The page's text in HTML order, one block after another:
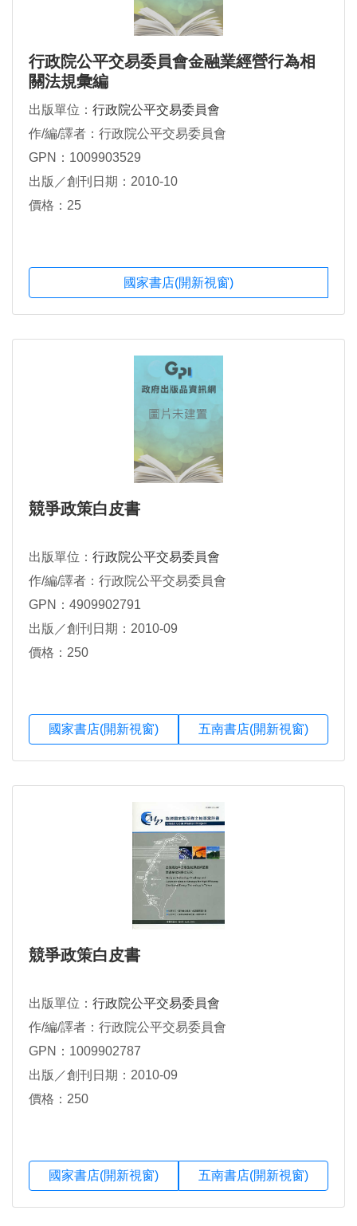
行政院公平交易委員會金融業經營行為相
關法規彙編
出版單位： 行政院公平交易委員會
作/編/譯者：行政院公平交易委員會
GPN：1009903529
出版／創刊日期：2010-10
價格：25
國家書店(開新視窗)
競爭政策白皮書
出版單位： 行政院公平交易委員會
作/編/譯者：行政院公平交易委員會
GPN：4909902791
出版／創刊日期：2010-09
價格：250
國家書店(開新視窗) 五南書店(開新視窗)
競爭政策白皮書
出版單位： 行政院公平交易委員會
作/編/譯者：行政院公平交易委員會
GPN：1009902787
出版／創刊日期：2010-09
價格：250
國家書店(開新視窗) 五南書店(開新視窗)